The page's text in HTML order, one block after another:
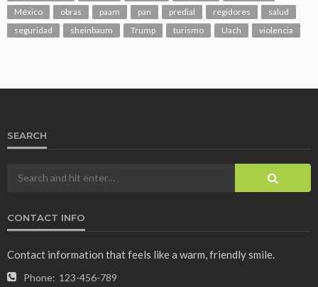
México
obras paam pan predial regidores
salud
seguridad
sheinbaum Trump turismo Uach violencia
SEARCH
CONTACT INFO
Contact information that feels like a warm, friendly smile.
Phone: 123-456-789